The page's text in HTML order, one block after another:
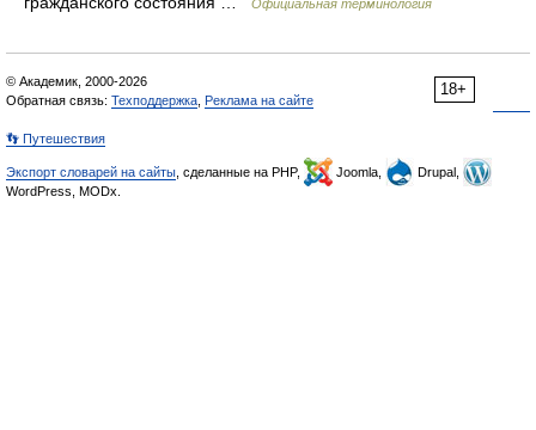
Официальная терминология
18+
© Академик, 2000-2026
Обратная связь: Техподдержка Реклама на сайте
👣 Путешествия
Экспорт словарей на сайты , сделанные на PHP, Joomla,
Drupal,
WordPress, MODx.